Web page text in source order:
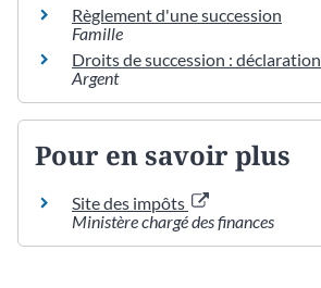
Règlement d'une succession
Famille
Droits de succession : déclaration
Argent
Pour en savoir plus
Site des impôts
Ministère chargé des finances